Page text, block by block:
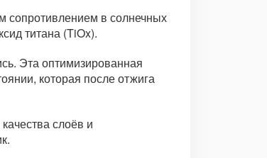
сопротивлением в солнечных
титана (TiOx).
Эта оптимизированная
которая после отжига
слоёв и